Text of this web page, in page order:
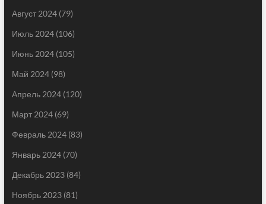
Август 2024(79)
Июль 2024(106)
Июнь 2024(105)
Май 2024(98)
Апрель 2024(120)
Март 2024(69)
Февраль 2024(83)
Январь 2024(70)
Декабрь 2023(84)
Ноябрь 2023(81)